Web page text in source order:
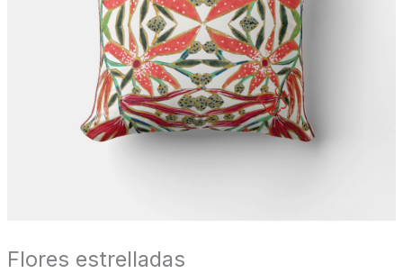
Flores estrelladas